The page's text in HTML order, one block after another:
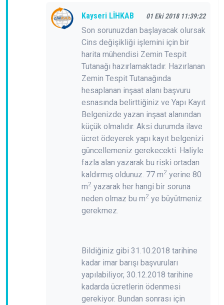
Kayseri LİHKAB 01 Eki 2018 11:39:22
Son sorunuzdan başlayacak olursak
Cins değişikliği işlemini için bir
harita mühendisi Zemin Tespit
Tutanağı hazırlamaktadır. Hazırlanan
Zemin Tespit Tutanağında
hesaplanan inşaat alanı başvuru
esnasında belirttiğiniz ve Yapı Kayıt
Belgenizde yazan inşaat alanından
küçük olmalıdır. Aksi durumda ilave
ücret ödeyerek yapı kayıt belgenizi
güncellemeniz gerekecekti. Haliyle
fazla alan yazarak bu riski ortadan
kaldırmış oldunuz. 77 m2 yerine 80
m2 yazarak her hangi bir soruna
neden olmaz bu m2 ye büyütmeniz
gerekmez.
Bildiğiniz gibi 31.10.2018 tarihine
kadar imar barışı başvuruları
yapılabiliyor, 30.12.2018 tarihine
kadarda ücretlerin ödenmesi
gerekiyor. Bundan sonrası için